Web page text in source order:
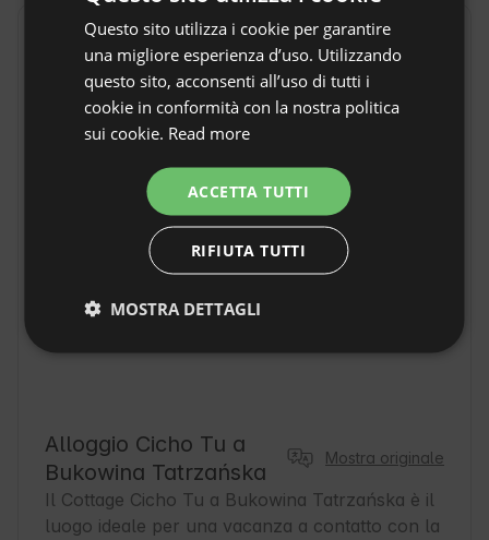
Posizione
Bukowina Tatrzańska, Voivodato małopolskie,
Polonia
Alloggio Cicho Tu a
Bukowina Tatrzańska
Mostra originale
Il Cottage Cicho Tu a Bukowina Tatrzańska è il
luogo ideale per una vacanza a contatto con la
ENGLISH
SPANISH
POLISH
Questo sito utilizza i cookie per garantire
una migliore esperienza d’uso. Utilizzando
questo sito, acconsenti all’uso di tutti i
cookie in conformità con la nostra politica
sui cookie. Read more
ACCETTA TUTTI
RIFIUTA TUTTI
MOSTRA DETTAGLI